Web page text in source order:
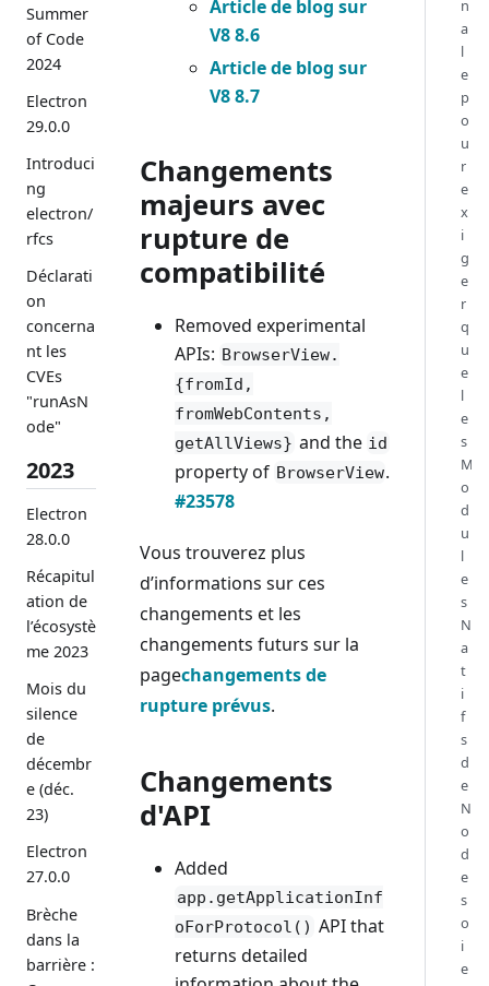
Summer
of Code
2024
Electron
29.0.0
Introduci
ng
electron/
rfcs
Déclarati
on
concerna
nt les
CVEs
"runAsN
ode"
2023
Electron
28.0.0
Récapitul
ation de
l’écosystè
me 2023
Mois du
silence
de
décembr
e (déc.
23)
Electron
27.0.0
Brèche
dans la
barrière :
Article de blog sur
V8 8.6
Article de blog sur
V8 8.7
Changements
majeurs avec
rupture de
compatibilité
Removed experimental
APIs: BrowserView.
{fromId,
fromWebContents,
getAllViews} and the id
property of BrowserView.
#23578
Vous trouverez plus
d’informations sur ces
changements et les
changements futurs sur la
pagechangements de
rupture prévus.
Changements
d'API
Added
app.getApplicationInf
oForProtocol() API that
returns detailed
n
a
l
e
p
o
u
r
e
x
i
g
e
r
q
u
e
l
e
s
M
o
d
u
l
e
s
N
a
t
i
f
s
d
e
N
o
d
e
s
o
i
e